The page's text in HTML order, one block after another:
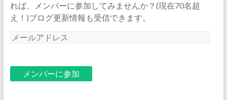
れば、メンバーに参加してみませんか？(現在70名超
え！)ブログ更新情報も受信できます。
メ